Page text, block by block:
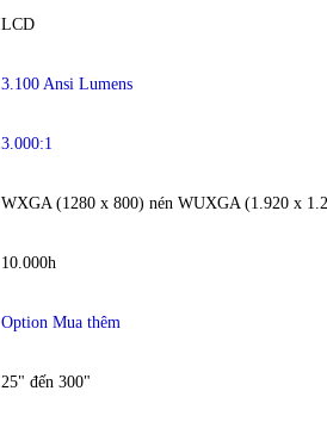
LCD
3.100 Ansi Lumens
3.000:1
WXGA (1280 x 800) nén WUXGA (1.920 x
10.000h
Option Mua thêm
25" đến 300"